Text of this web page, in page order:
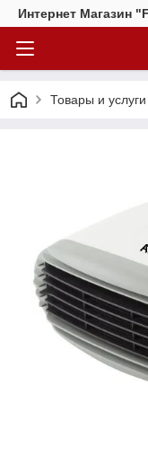
Интернет Магазин
Товары и услуги